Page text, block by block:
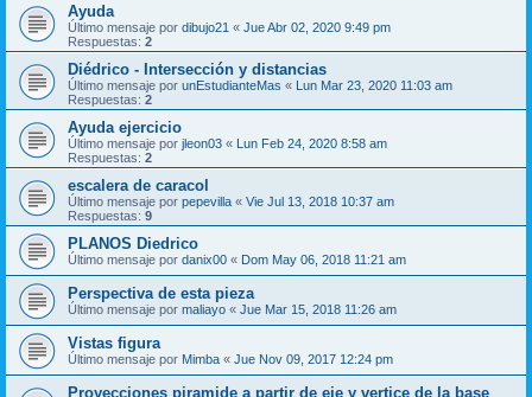
Ayuda
Último mensaje por dibujo21 « Jue Abr 02, 2020 9:49 pm
Respuestas: 2
Diédrico - Intersección y distancias
Último mensaje por unEstudianteMas « Lun Mar 23, 2020 11:03 am
Respuestas: 2
Ayuda ejercicio
Último mensaje por jleon03 « Lun Feb 24, 2020 8:58 am
Respuestas: 2
escalera de caracol
Último mensaje por pepevilla « Vie Jul 13, 2018 10:37 am
Respuestas: 9
PLANOS Diedrico
Último mensaje por danix00 « Dom May 06, 2018 11:21 am
Perspectiva de esta pieza
Último mensaje por maliayo « Jue Mar 15, 2018 11:26 am
Vistas figura
Último mensaje por Mimba « Jue Nov 09, 2017 12:24 pm
Proyecciones piramide a partir de eje y vertice de la base